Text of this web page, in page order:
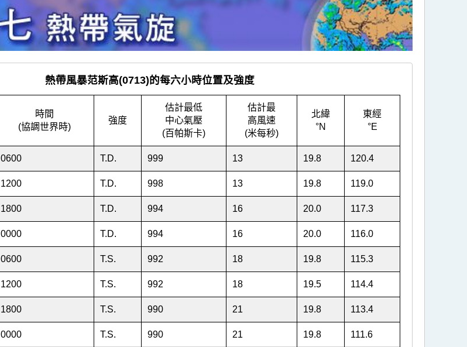
熱帶風暴范斯高(0713)的每六小時位置及強度
時間
(協調世界時)
強度
估計最低
中心氣壓
(百帕斯卡)
估計最
高風速
(米每秒)
北緯
°N
東經
°E
0600 T.D. 999 13 19.8 120.4
1200 T.D. 998 13 19.8 119.0
1800 T.D. 994 16 20.0 117.3
0000 T.D. 994 16 20.0 116.0
0600 T.S. 992 18 19.8 115.3
1200 T.S. 992 18 19.5 114.4
1800 T.S. 990 21 19.8 113.4
0000 T.S. 990 21 19.8 111.6